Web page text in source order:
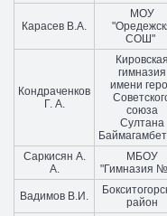
Карасев В.А.
МОУ
СОШ"
Кондраченков
Г. А.
Кировская
гимназия
имени
союза
Султана
Саркисян А.
А.
МБОУ
"Гимназия
Вадимов В.И.
район